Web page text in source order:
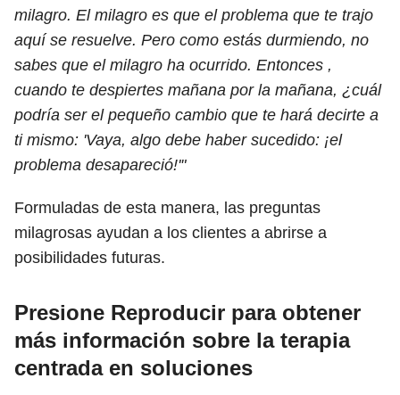
milagro. El milagro es que el problema que te trajo
aquí se resuelve. Pero como estás durmiendo, no
sabes que el milagro ha ocurrido. Entonces ,
cuando te despiertes mañana por la mañana, ¿cuál
podría ser el pequeño cambio que te hará decirte a
ti mismo: 'Vaya, algo debe haber sucedido: ¡el
problema desapareció!'"
Formuladas de esta manera, las preguntas
milagrosas ayudan a los clientes a abrirse a
posibilidades futuras.
Presione Reproducir para obtener
más información sobre la terapia
centrada en soluciones